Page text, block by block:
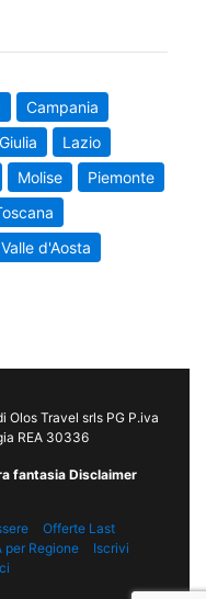
Campania
Lazio
Molise
Piemonte
Valle d'Aosta
Olos Travel srls PG P.iva
REA 30336
fantasia Disclaimer
Offerte Last
per Regione
Iscrivi